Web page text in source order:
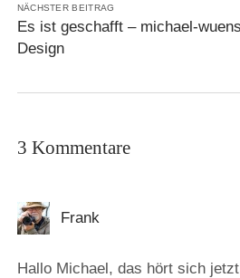
NÄCHSTER BEITRAG
Es ist geschafft – michael-
Design
3 Kommentare
Frank
Hallo Michael, das hört sich